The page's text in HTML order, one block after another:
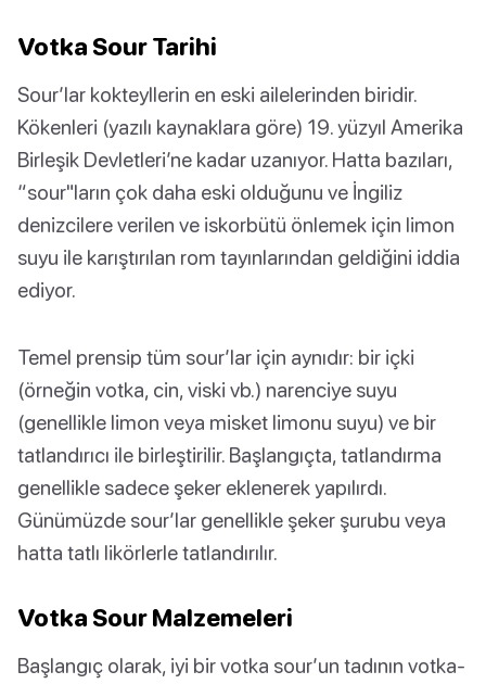
Votka Sour Tarihi
Sour’lar kokteyllerin en eski ailelerinden biridir.
Kökenleri (yazılı kaynaklara göre) 19. yüzyıl Amerika
Birleşik Devletleri’ne kadar uzanıyor. Hatta bazıları,
“sour"ların çok daha eski olduğunu ve İngiliz
denizcilere verilen ve iskorbütü önlemek için limon
suyu ile karıştırılan rom tayınlarından geldiğini iddia
ediyor.
Temel prensip tüm sour’lar için aynıdır: bir içki
(örneğin votka, cin, viski vb.) narenciye suyu
(genellikle limon veya misket limonu suyu) ve bir
tatlandırıcı ile birleştirilir. Başlangıçta, tatlandırma
genellikle sadece şeker eklenerek yapılırdı.
Günümüzde sour’lar genellikle şeker şurubu veya
hatta tatlı likörlerle tatlandırılır.
Votka Sour Malzemeleri
Başlangıç olarak, iyi bir votka sour’un tadının votka-